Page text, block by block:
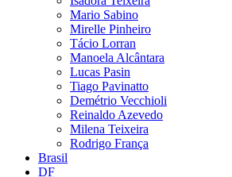
Mario Sabino
Mirelle Pinheiro
Tácio Lorran
Manoela Alcântara
Lucas Pasin
Tiago Pavinatto
Demétrio Vecchioli
Reinaldo Azevedo
Milena Teixeira
Rodrigo França
Brasil
DF